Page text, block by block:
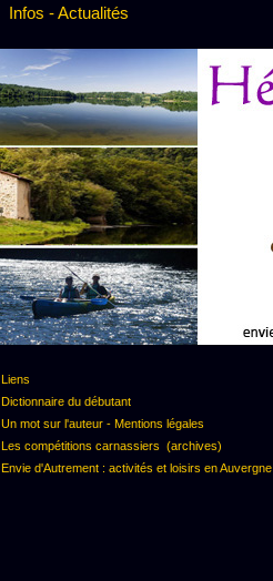
Infos - Actualités
Liens
Dictionnaire du débutant
Un mot sur l'auteur - Mentions légales
Les compétitions carnassiers (archives)
Envie d'Autrement : activités et loisirs en Auvergne